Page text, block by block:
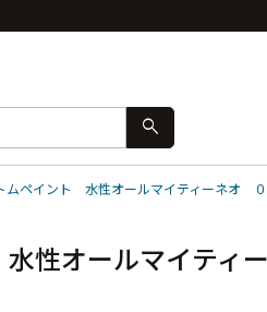
search
ムペイント 水性オールマイティーネオ ０
性オールマイテ